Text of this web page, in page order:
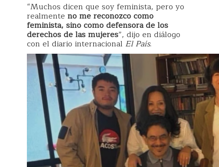
“Muchos dicen que soy feminista, pero yo
realmente no me reconozco como
feminista, sino como defensora de los
derechos de las mujeres”, dijo en diálogo
con el diario internacional El País.